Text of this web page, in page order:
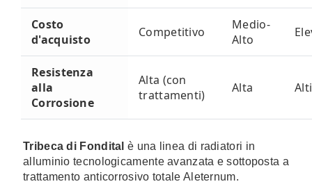
Costo
d'acquisto
Competitivo
Medio-
Alto
Resistenza
alla
Corrosione
Alta (con
trattamenti)
Alta
Tribeca di Fondital è una linea di radiatori in
alluminio tecnologicamente avanzata e sottoposta a
trattamento anticorrosivo totale Aleternum.